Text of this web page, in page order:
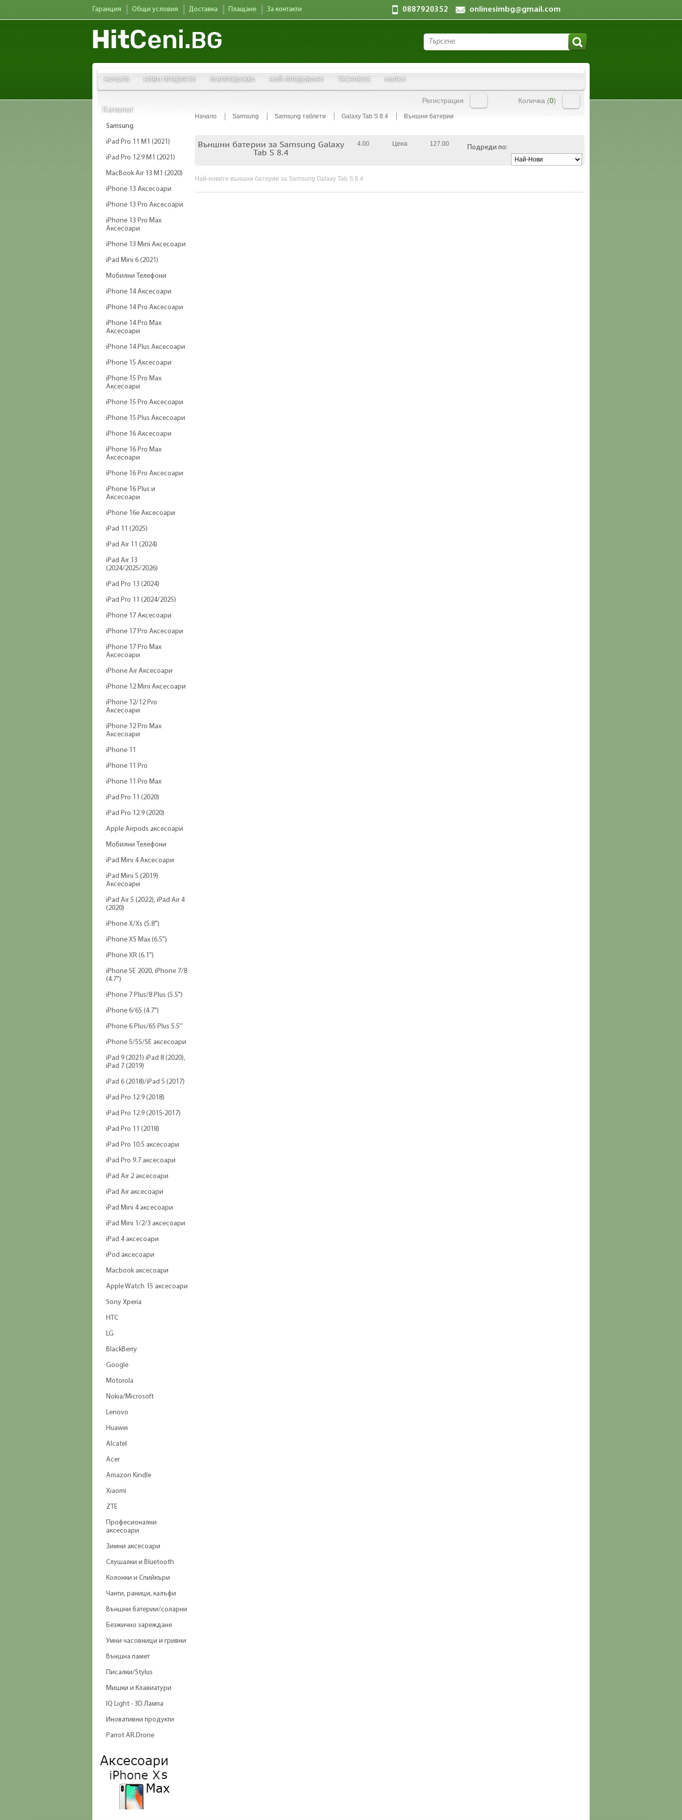
Гаранция Общи условия Доставка Плащане За контакти 0887920352 onlinesimbg@gmail.com
НАЧАЛО НОВИ ПРОДУКТИ РАЗПРОДАЖБА НАЙ-ПРОДАВАНИ TECHNEWS МАРКИ
Регистрация Количка (0)
Каталог
Samsung
iPad Pro 11 M1 (2021)
iPad Pro 12.9 M1 (2021)
MacBook Air 13 M1 (2020)
iPhone 13 Аксесоари
iPhone 13 Pro Аксесоари
iPhone 13 Pro Max
Аксесоари
iPhone 13 Mini Аксесоари
iPad Mini 6 (2021)
Мобилни Телефони
iPhone 14 Аксесоари
iPhone 14 Pro Аксесоари
iPhone 14 Pro Max
Аксесоари
iPhone 14 Plus Аксесоари
iPhone 15 Аксесоари
iPhone 15 Pro Max
Аксесоари
iPhone 15 Pro Аксесоари
iPhone 15 Plus Аксесоари
iPhone 16 Аксесоари
iPhone 16 Pro Max
Аксесоари
iPhone 16 Pro Аксесоари
iPhone 16 Plus и
Аксесоари
iPhone 16e Аксесоари
iPad 11 (2025)
iPad Air 11 (2024)
iPad Air 13
(2024/2025/2026)
iPad Pro 13 (2024)
iPad Pro 11 (2024/2025)
iPhone 17 Аксесоари
iPhone 17 Pro Аксесоари
iPhone 17 Pro Max
Аксесоари
iPhone Air Аксесоари
iPhone 12 Mini Аксесоари
iPhone 12/12 Pro
Аксесоари
iPhone 12 Pro Max
Аксесоари
iPhone 11
iPhone 11 Pro
iPhone 11 Pro Max
iPad Pro 11 (2020)
iPad Pro 12.9 (2020)
Apple Airpods аксесоари
Мобилни Телефони
iPad Mini 4 Аксесоари
iPad Mini 5 (2019)
Аксесоари
iPad Air 5 (2022), iPad Air 4
(2020)
iPhone X/Xs (5.8")
iPhone XS Max (6.5")
iPhone XR (6.1")
iPhone SE 2020, iPhone 7/8
(4.7")
iPhone 7 Plus/8 Plus (5.5")
iPhone 6/6S (4.7")
iPhone 6 Plus/6S Plus 5.5''
iPhone 5/5S/SE аксесоари
iPad 9 (2021) iPad 8 (2020),
iPad 7 (2019)
iPad 6 (2018)/iPad 5 (2017)
iPad Pro 12.9 (2018)
iPad Pro 12.9 (2015-2017)
iPad Pro 11 (2018)
iPad Pro 10.5 аксесоари
iPad Pro 9.7 аксесоари
iPad Air 2 аксесоари
iPad Air аксесоари
iPad Mini 4 аксесоари
iPad Mini 1/2/3 аксесоари
iPad 4 аксесоари
iPod аксесоари
Macbook аксесоари
Apple Watch 1S аксесоари
Sony Xperia
HTC
LG
BlackBerry
Google
Motorola
Nokia/Microsoft
Lenovo
Huawei
Alcatel
Acer
Amazon Kindle
Xiaomi
ZTE
Професионални
аксесоари
Зимни аксесоари
Слушалки и Bluetooth
Колонки и Спийкъри
Чанти, раници, калъфи
Външни батерии/соларни
Безжично зареждане
Умни часовници и гривни
Външна памет
Писалки/Stylus
Мишки и Клавиатури
IQ Light - 3D Лампа
Иновативни продукти
Parrot AR.Drone
Начало Samsung Samsung таблети Galaxy Tab S 8.4 Външни батерии
Външни батерии за Samsung Galaxy
Tab S 8.4
4.00 127.00
Цена Подреди по:
Най-новите външни батерии за Samsung Galaxy Tab S 8.4